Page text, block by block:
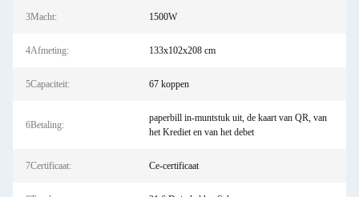
3Macht: 1500W
4Afmeting: 133x102x208 cm
5Capaciteit: 67 koppen
6Betaling:
paperbill in-muntstuk uit, de kaart van QR, van
het Krediet en van het debet
7Certificaat: Ce-certificaat